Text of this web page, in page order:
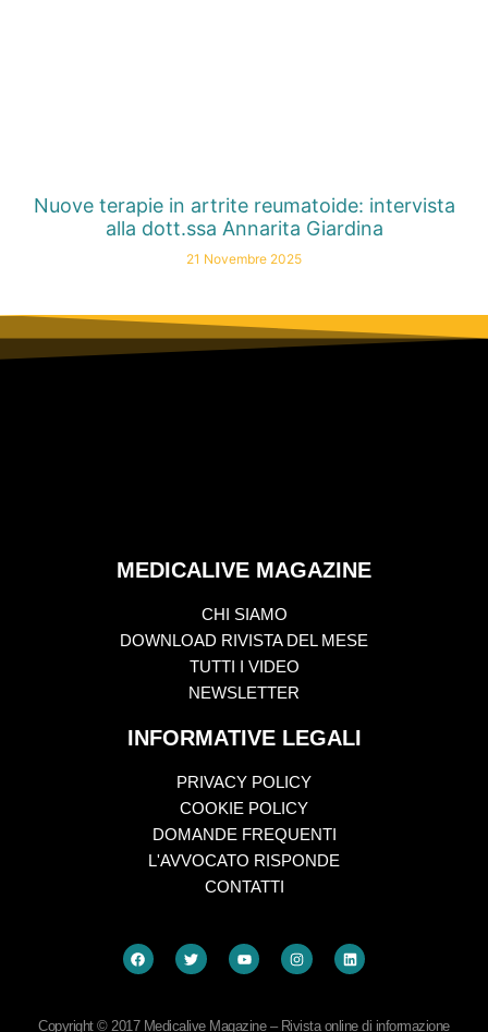
Nuove terapie in artrite reumatoide: intervista
alla dott.ssa Annarita Giardina
21 Novembre 2025
MEDICALIVE MAGAZINE
CHI SIAMO
DOWNLOAD RIVISTA DEL MESE
TUTTI I VIDEO
NEWSLETTER
INFORMATIVE LEGALI
PRIVACY POLICY
COOKIE POLICY
DOMANDE FREQUENTI
L'AVVOCATO RISPONDE
CONTATTI
Copyright © 2017 Medicalive Magazine – Rivista online di informazione